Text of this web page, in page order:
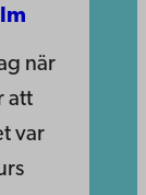
när
att
var